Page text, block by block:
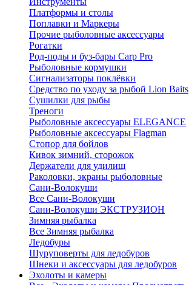
Платформы и столы
Поплавки и Маркеры
Прочие рыболовные аксессуары
Рогатки
Род-поды и буз-бары Carp Pro
Рыболовные кормушки
Сигнализаторы поклёвки
Средство по уходу за рыбой Lion Baits
Сушилки для рыбы
Треноги
Рыболовные аксессуары ELEGANCE
Рыболовные аксессуары Flagman
Стопор для бойлов
Кивок зимний, сторожок
Держатели для удилищ
Раколовки, экраны рыболовные
Сани-Волокуши
Все Сани-Волокуши
Сани-Волокуши ЭКСТРУЗИОН
Зимняя рыбалка
Все Зимняя рыбалка
Ледобуры
Шуруповерты для ледобуров
Шнеки и аксессуары для ледобуров
Эхолоты и камеры